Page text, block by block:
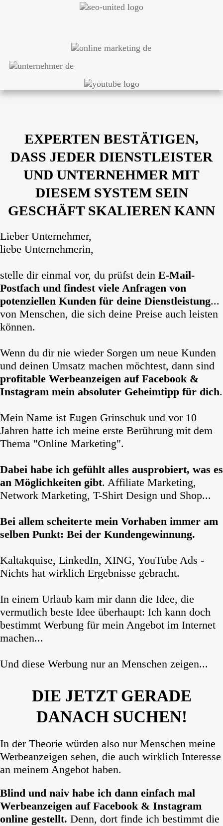
EXPERTEN BESTÄTIGEN,
DASS JEDER DIENSTLEISTER
UND UNTERNEHMER MIT
DIESEM SYSTEM SEIN
GESCHÄFT SKALIEREN KANN
Lieber Unternehmer,
liebe Unternehmerin,
stelle dir einmal vor, du prüfst dein E-Mail-
Postfach und findest viele Anfragen von
potenziellen Kunden für deine Dienstleistung...
von Menschen, die sich deine Preise auch leisten
können.
Wenn du dir nie wieder Sorgen um neue Kunden
und deinen Umsatz machen möchtest, dann sind
profitable Werbeanzeigen auf Facebook &
Instagram mein absoluter Geheimtipp für dich.
Mein Name ist Eugen Grinschuk und vor 10
Jahren hatte ich meine erste Berührung mit dem
Thema "Online Marketing".
Dabei habe ich gefühlt alles ausprobiert, was es
an Möglichkeiten gibt. Affiliate Marketing,
Network Marketing, T-Shirt Design und Shop...
Bei allem scheiterte mein Vorhaben immer am
selben Punkt: Bei der Kundengewinnung.
Kaltakquise, LinkedIn, XING, YouTube Ads -
Nichts hat wirklich Ergebnisse gebracht.
In einem Urlaub kam mir dann die Idee, die
vermutlich beste Idee überhaupt: Ich kann doch
bestimmt Werbung für mein Angebot im Internet
machen...
Und diese Werbung nur an Menschen zeigen...
DIE JETZT GERADE
DANACH SUCHEN!
In der Theorie würden also nur Menschen meine
Werbeanzeigen sehen, die auch wirklich Interesse
an meinem Angebot haben.
Blind und naiv habe ich dann einfach mal
Werbeanzeigen auf Facebook & Instagram
online gestellt. Denn, dort finde ich bestimmt die